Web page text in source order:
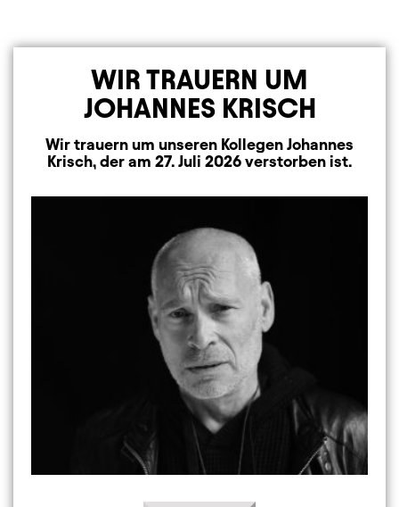
WIR TRAUERN UM
JOHANNES KRISCH
Wir trauern um unseren Kollegen Johannes
Krisch, der am 27. Juli 2026 verstorben ist.